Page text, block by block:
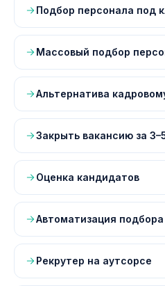
Подбор персонала под
Массовый подбор
Альтернатива
Закрыть вакансию за
Оценка кандидатов
Автоматизация
Рекрутер на аутсорсе